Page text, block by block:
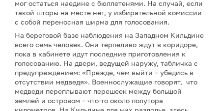
мог остаться наедине с бюллетенями. На случай, если
такой шторы на месте нет, у избирательной комиссии
с собой переносная ширма для голосования.
На береговой базе наблюдения на Западном Кильдине
всего семь человек. Они терпеливо ждут в коридоре,
пока в кабинете идут последние приготовления к
голосованию. На двери, ведущей наружу, табличка с
предупреждением: «Прежде, чем выйти – убедись в
отсутствии медведя». Военнослужащие говорят, что
медведи переплывают перешеек между большой
землей и островом – что-то около полутора